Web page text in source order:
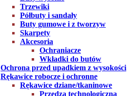
Trzewiki
Półbuty i sandały
Buty gumowe i z tworzyw
Skarpety
Akcesoria
Ochraniacze
Wkładki do butów
Ochrona przed upadkiem z wysokości
Rękawice robocze i ochronne
Rękawice dziane/tkaninowe
Przędza technologiczna